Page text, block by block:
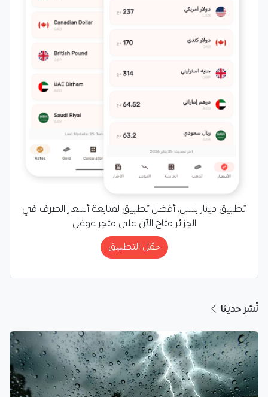
تطبيق دينار بلس، أفضل تطبيق لمتابعة أسعار الصرف في
الجزائر متاح الآن على متجر غوغل
حمّل التطبيق
نُشر حديثا